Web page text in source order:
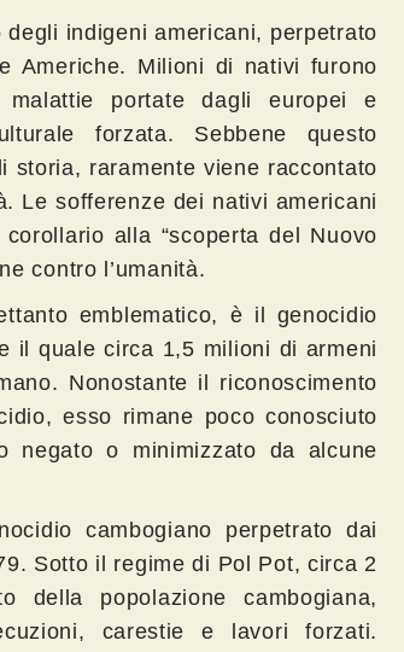
indigeni americani, perpetrato
Americhe. Milioni di nativi furono
malattie portate dagli europei e
forzata. Sebbene questo
storia, raramente viene raccontato
Le sofferenze dei nativi americani
alla “scoperta del Nuovo
contro l’umanità.
emblematico, è il genocidio
il quale circa 1,5 milioni di armeni
Nonostante il riconoscimento
esso rimane poco conosciuto
negato o minimizzato da alcune
cambogiano perpetrato dai
Sotto il regime di Pol Pot, circa 2
della popolazione cambogiana,
carestie e lavori forzati.